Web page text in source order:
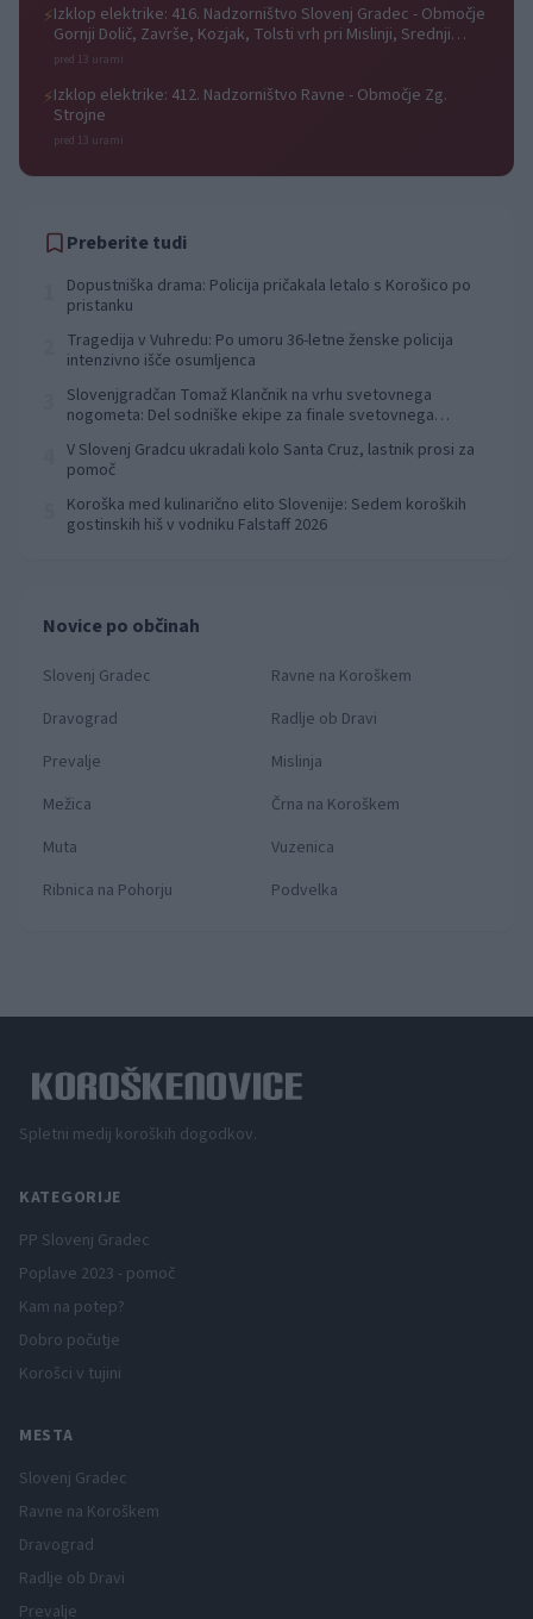
⚡Izklop elektrike: 416. Nadzorništvo Slovenj Gradec - Območje
Gornji Dolič, Završe, Kozjak, Tolsti vrh pri Mislinji, Srednji
Dolič, Paka
pred 13 urami
⚡Izklop elektrike: 412. Nadzorništvo Ravne - Območje Zg.
Strojne
pred 13 urami
Preberite tudi
Dopustniška drama: Policija pričakala letalo s Korošico po
pristanku
Tragedija v Vuhredu: Po umoru 36-letne ženske policija
intenzivno išče osumljenca
Slovenjgradčan Tomaž Klančnik na vrhu svetovnega
nogometa: Del sodniške ekipe za finale svetovnega
V Slovenj Gradcu ukradali kolo Santa Cruz, lastnik prosi za
pomoč
Koroška med kulinarično elito Slovenije: Sedem koroških
gostinskih hiš v vodniku Falstaff 2026
Novice po občinah
Slovenj Gradec
Ravne na Koroškem
Dravograd
Radlje ob Dravi
Prevalje
Mislinja
Mežica
Črna na Koroškem
Muta
Vuzenica
Ribnica na Pohorju
Podvelka
Spletni medij koroških dogodkov.
KATEGORIJE
PP Slovenj Gradec
Poplave 2023 - pomoč
Kam na potep?
Dobro počutje
Korošci v tujini
MESTA
Slovenj Gradec
Ravne na Koroškem
Dravograd
Radlje ob Dravi
Prevalje